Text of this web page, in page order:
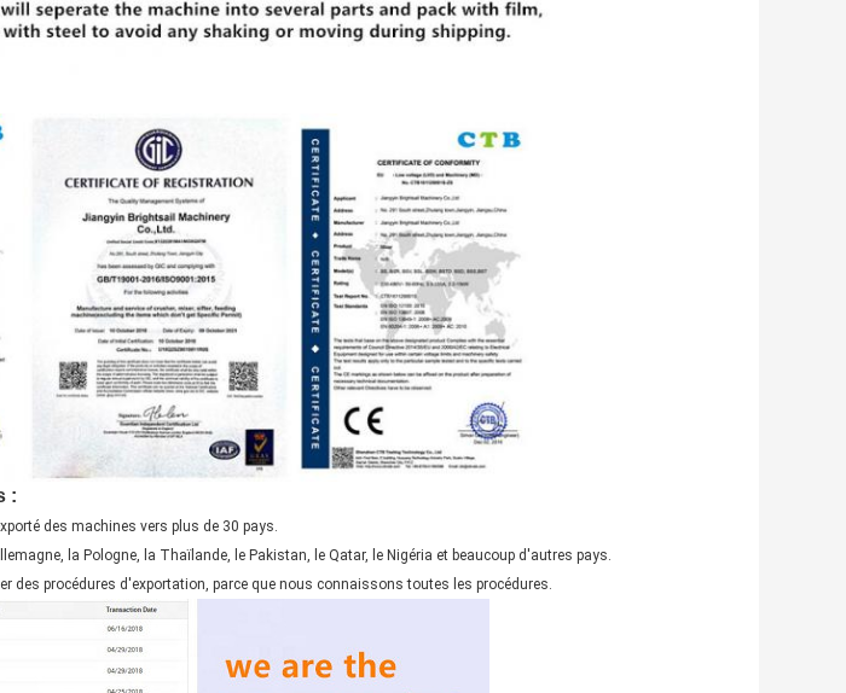
:
des machines vers plus de 30 pays.
la Pologne, la Thaïlande, le Pakistan, le Qatar, le Nigéria et beaucoup d'autres pays.
des procédures d'exportation, parce que nous connaissons toutes les procédures.